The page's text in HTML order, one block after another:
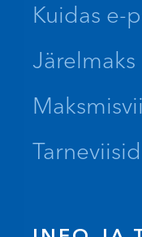
Kuidas e-
Järelmaks
Tarneviisid